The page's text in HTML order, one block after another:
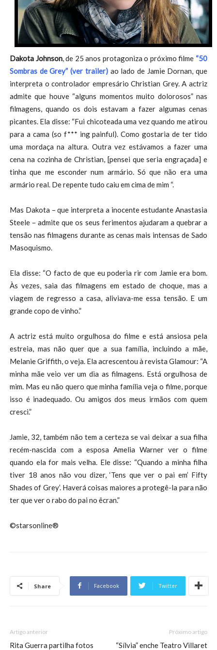
Dakota Johnson, de 25 anos protagoniza o próximo filme “50
Sombras de Grey” (ver trailer) ao lado de Jamie Dornan, que
interpreta o controlador empresário Christian Grey. A actriz
admite que houve “alguns momentos muito dolorosos” nas
filmagens, quando os dois estavam a fazer algumas cenas
picantes. Ela disse: “Fui chicoteada uma vez quando me atirou
para a cama (so f*** ing painful). Como gostaria de ter tido
uma mordaça na altura. Outra vez estávamos a fazer uma
cena na cozinha de Christian, [pensei que seria engraçada] e
tinha que me esconder num armário. Só que não era uma
armário real. De repente tudo caiu em cima de mim “.
Mas Dakota – que interpreta a inocente estudante Anastasia
Steele – admite que os seus ferimentos ajudaram a quebrar a
tensão nas filmagens durante as cenas mais intensas de Sado
Masoquismo.
Ela disse: “O facto de que eu poderia rir com Jamie era bom.
Às vezes, saia das filmagens em estado de choque, mas a
viagem de regresso a casa, aliviava-me essa tensão. E um
grande copo de vinho.”
A actriz está muito orgulhosa do filme e está ansiosa pela
estreia, mas não quer que a sua família, incluindo a mãe,
Melanie Griffith, o veja. Ela acrescentou à revista Glamour: “A
minha mãe veio ver um dia as filmagens. Está orgulhosa de
mim. Mas eu não quero que minha família veja o filme, porque
isso é inadequado. Ou amigos dos meus irmãos com quem
cresci.”
Jamie, 32, também não tem a certeza se vai deixar a sua filha
recém-nascida com a esposa Amelia Warner ver o filme
quando ela for mais velha. Ele disse: “Quando a minha filha
tiver 18 anos não vou dizer, ‘Tens que ver o pai em’ Fifty
Shades of Grey’. Haverá coisas maiores a protegê-la para não
ter que ver o rabo do pai no êcran.”
©starsonline®
Share Facebook Twitter
Artigo anterior
Rita Guerra partilha fotos
Próximo artigo
“Sílvia” enche Teatro Villaret